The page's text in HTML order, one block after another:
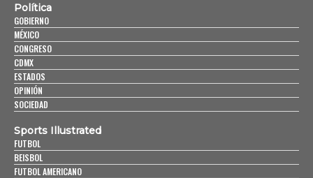
Política
GOBIERNO
MÉXICO
CONGRESO
CDMX
ESTADOS
OPINIÓN
SOCIEDAD
Sports Illustrated
FUTBOL
BEISBOL
FUTBOL AMERICANO